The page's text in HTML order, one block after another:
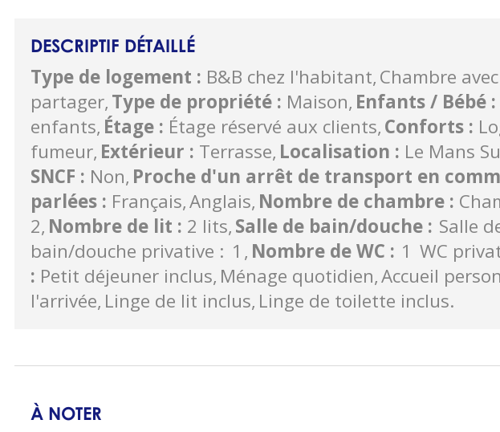
DESCRIPTIF DÉTAILLÉ
Type de logement : B&B chez l'habitant Chambre
partager Type de propriété : Maison Enfants / Bébé :
enfants Étage : Étage réservé aux clients Conforts :
fumeur Extérieur : Terrasse Localisation : Le Mans
SNCF : Non Proche d'un arrêt de transport en
parlées : Français Anglais Nombre de chambre :
2 Nombre de lit : 2 lits Salle de bain/douche : Salle
bain/douche privative : 1 Nombre de WC : 1 WC
: Petit déjeuner inclus Ménage quotidien Accueil
l'arrivée Linge de lit inclus Linge de toilette inclus
À NOTER